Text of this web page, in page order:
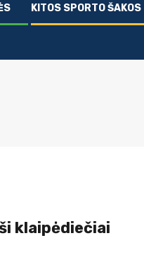
KITOS SPORTO ŠAKOS
klaipėdiečiai